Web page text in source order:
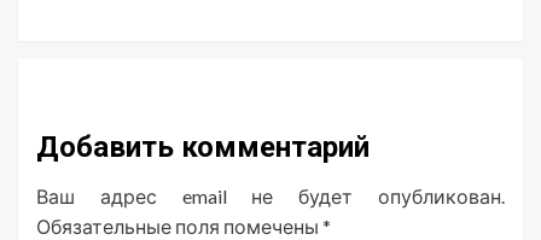
Добавить комментарий
Ваш адрес email не будет опубликован.
Обязательные поля помечены *